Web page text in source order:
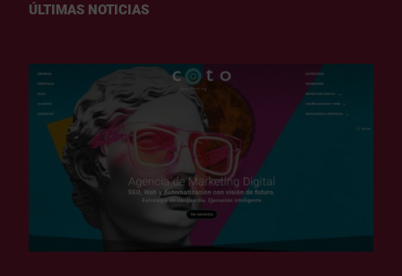
ÚLTIMAS NOTICIAS